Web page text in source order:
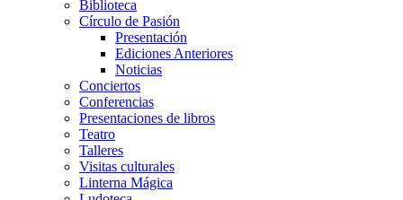
Biblioteca
Círculo de Pasión
Presentación
Ediciones Anteriores
Noticias
Conciertos
Conferencias
Presentaciones de libros
Teatro
Talleres
Visitas culturales
Linterna Mágica